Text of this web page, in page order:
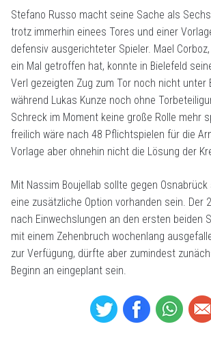
Stefano Russo macht seine Sache als
trotz immerhin einees Tores und einer
defensiv ausgerichteter Spieler. Mael
ein Mal getroffen hat, konnte in Bielefeld
Verl gezeigten Zug zum Tor noch nicht unter
während Lukas Kunze noch ohne
Schreck im Moment keine große Rolle mehr
freilich wäre nach 48 Pflichtspielen für die
Vorlage aber ohnehin nicht die Lösung der
Mit Nassim Boujellab sollte gegen
eine zusätzliche Option vorhanden sein. Der
nach Einwechslungen an den ersten beiden
mit einem Zehenbruch wochenlang
zur Verfügung, dürfte aber zumindest
Beginn an eingeplant sein.